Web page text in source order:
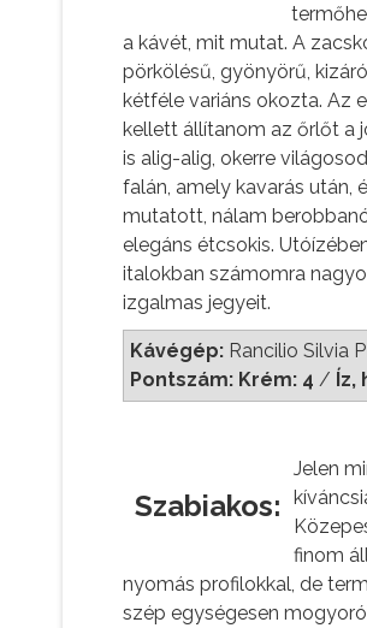
a kávét, mit mutat. A
pörkölésű, gyönyörű,
kétféle variáns okozta. Az
kellett állítanom az őrlőt a
is alig-alig, okerre
falán, amely kavarás után,
mutatott, nálam
elegáns étcsokis.
italokban számomra
izgalmas jegyeit.
Kávégép: Rancilio Silvia
Pontszám: Krém: 4 / Íz,
Szabiakos:
Jelen
finom
nyomás profilokkal, de
szép egységesen